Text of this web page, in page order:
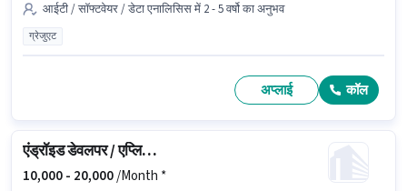
आईटी / सॉफ्टवेयर / डेटा एनालिसिस में 2 - 5 वर्षो का अनुभव
ग्रेजुएट
अप्लाई कॉल
एंड्रॉइड डेवलपर / एप्लिकेशन डेवलपर
10,000 - 20,000/Month *